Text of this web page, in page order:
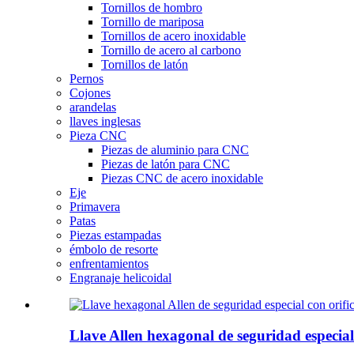
Tornillos de hombro
Tornillo de mariposa
Tornillos de acero inoxidable
Tornillo de acero al carbono
Tornillos de latón
Pernos
Cojones
arandelas
llaves inglesas
Pieza CNC
Piezas de aluminio para CNC
Piezas de latón para CNC
Piezas CNC de acero inoxidable
Eje
Primavera
Patas
Piezas estampadas
émbolo de resorte
enfrentamientos
Engranaje helicoidal
Llave Allen hexagonal de seguridad